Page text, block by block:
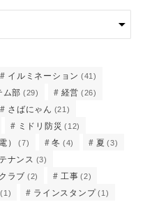
イルミネーション (41)
ム部 (29) 経営 (26)
さばにゃん (21)
ミドリ防災 (12)
） (7) 冬 (4) 夏 (3)
ナンス (3)
ラブ (2) 工事 (2)
(1) ラインスタンプ (1)